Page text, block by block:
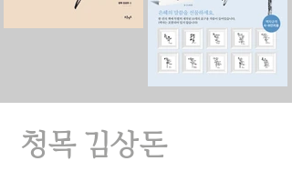
​청목 김상돈